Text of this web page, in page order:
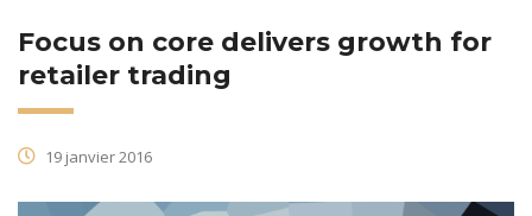
Focus on core delivers growth for
retailer trading
19 janvier 2016